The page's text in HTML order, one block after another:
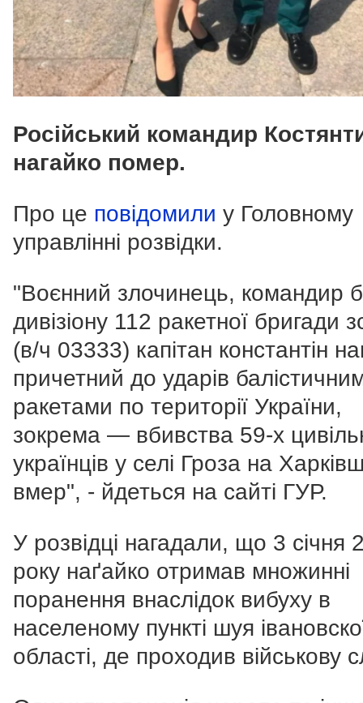
Російський командир
нагайко помер.
Про це повідомили у Головному
управлінні розвідки.
"Воєнний злочинець, командир
дивізіону 112 ракетної бригади
(в/ч 03333) капітан константін
причетний до ударів
ракетами по території України,
зокрема ― вбивства 59-х
українців у селі Гроза на
вмер", - йдеться на сайті ГУР.
У розвідці нагадали, що 3 січня
року наґайко отримав множинні
поранення внаслідок вибуху в
населеному пункті шуя
області, де проходив військову